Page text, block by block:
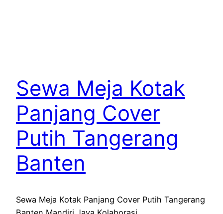
Sewa Meja Kotak
Panjang Cover
Putih Tangerang
Banten
Sewa Meja Kotak Panjang Cover Putih Tangerang